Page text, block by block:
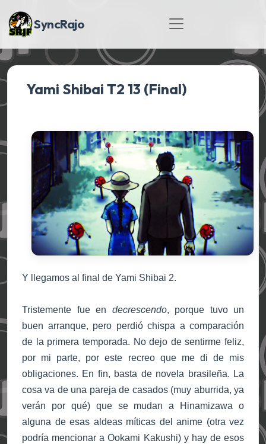
SyncRajo
Yami Shibai T2 13 (Final)
Y llegamos al final de Yami Shibai 2.
Tristemente fue en decrescendo, porque tuvo un
buen arranque, pero perdió chispa a comparación
de la primera temporada. No dejo de sentirme feliz,
por mi parte, por este recreo que me di de mis
obligaciones. En fin, basta de novela brasileña. La
cosa va de una pareja de casados (muy aburrida, ya
verán por qué) que se mudan a Hinamizawa o
alguna de esas aldeas míticas del anime (otra vez
podría mencionar a Ookami Kakushi) y hay de esos